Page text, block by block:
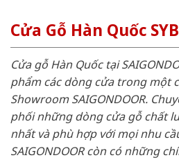
Cửa Gỗ Hàn Quốc
Cửa gỗ Hàn Quốc tại
phẩm các dòng cửa trong một
Showroom SAIGONDOOR.
phối những dòng cửa gỗ chất
nhất và phù hợp với mọi nhu
SAIGONDOOR còn có những